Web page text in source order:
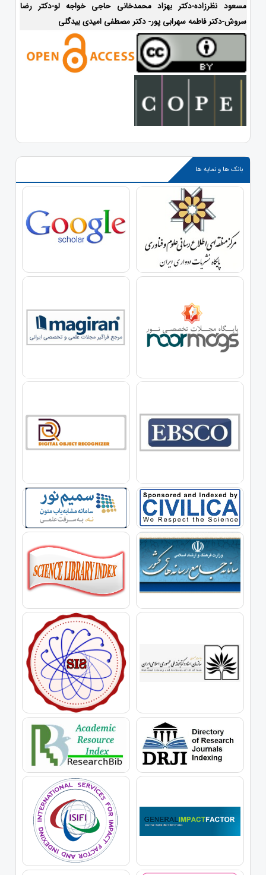
مسعود نظرزاده-دکتر بهزاد محمدخانی حاجی خواجه لو-دکتر رضا
سروش-دکتر فاطمه سهرابی پور- دکتر مصطفی امیدی بیدگلی
بانک ها و نمایه ها